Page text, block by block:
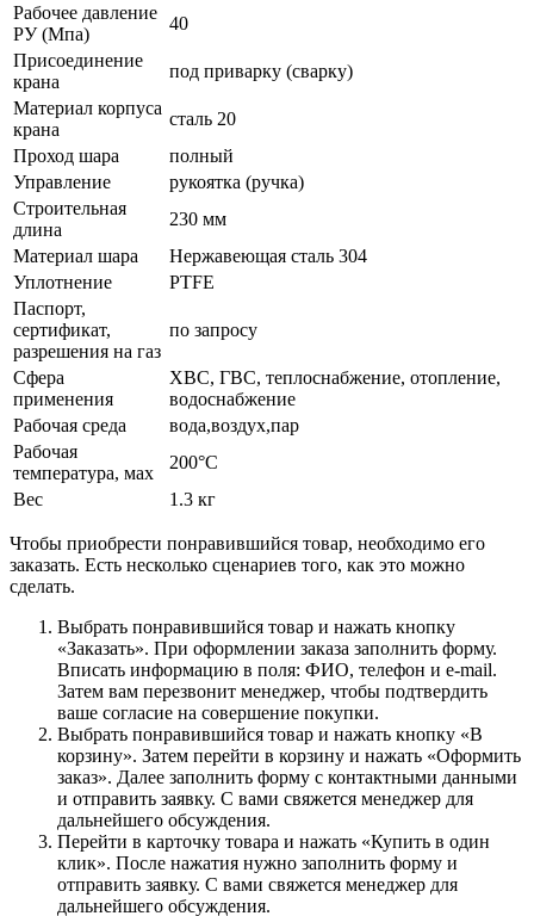
Рабочее давление
РУ (Мпа)
40
Присоединение
крана
под приварку (сварку)
Материал корпуса
крана
сталь 20
Проход шара
полный
Управление
рукоятка (ручка)
Строительная
длина
230 мм
Материал шара
Нержавеющая сталь 304
Уплотнение
PTFE
Паспорт,
сертификат,
разрешения на газ
по запросу
Сфера
применения
ХВС, ГВС, теплоснабжение, отопление,
водоснабжение
Рабочая среда
вода,воздух,пар
Рабочая
температура, мах
200°С
Вес
1.3 кг
Чтобы приобрести понравившийся товар, необходимо его
заказать. Есть несколько сценариев того, как это можно
сделать.
Выбрать понравившийся товар и нажать кнопку
«Заказать». При оформлении заказа заполнить форму.
Вписать информацию в поля: ФИО, телефон и e-mail.
Затем вам перезвонит менеджер, чтобы подтвердить
ваше согласие на совершение покупки.
Выбрать понравившийся товар и нажать кнопку «В
корзину». Затем перейти в корзину и нажать «Оформить
заказ». Далее заполнить форму с контактными данными
и отправить заявку. С вами свяжется менеджер для
дальнейшего обсуждения.
Перейти в карточку товара и нажать «Купить в один
клик». После нажатия нужно заполнить форму и
отправить заявку. С вами свяжется менеджер для
дальнейшего обсуждения.